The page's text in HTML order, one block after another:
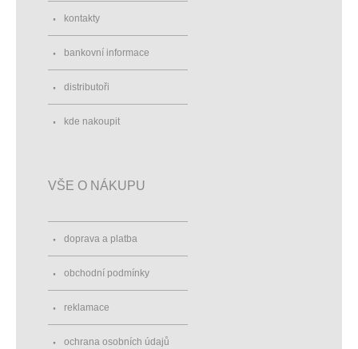
kontakty
bankovní informace
distributoři
kde nakoupit
VŠE O NÁKUPU
doprava a platba
obchodní podmínky
reklamace
ochrana osobních údajů